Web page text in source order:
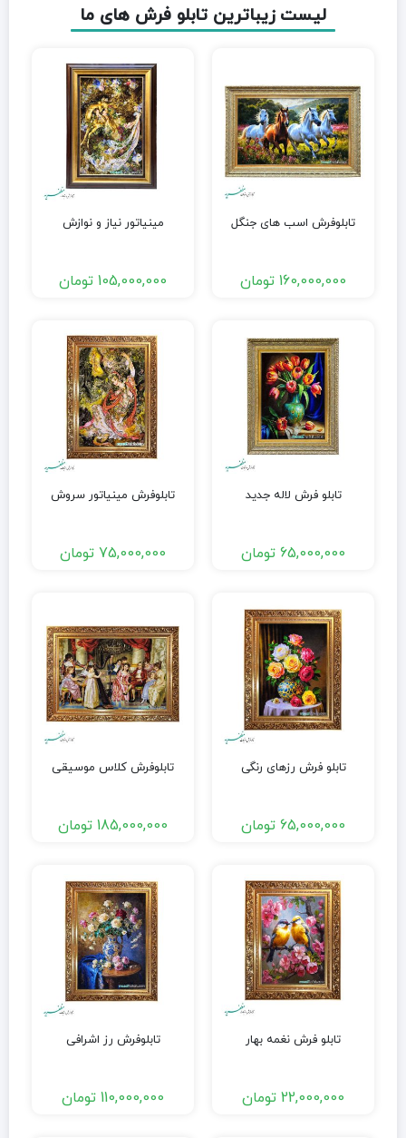
لیست زیباترین تابلو فرش های ما
تابلوفرش اسب های جنگل
160,000,000 تومان
مینیاتور نیاز و نوازش
105,000,000 تومان
تابلو فرش لاله جدید
65,000,000 تومان
تابلوفرش مینیاتور سروش
75,000,000 تومان
تابلو فرش رزهای رنگی
65,000,000 تومان
تابلوفرش کلاس موسیقی
185,000,000 تومان
تابلو فرش نغمه بهار
22,000,000 تومان
تابلوفرش رز اشرافی
110,000,000 تومان